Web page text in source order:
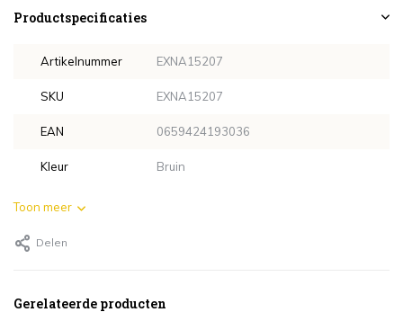
Productspecificaties
Artikelnummer EXNA15207
SKU EXNA15207
EAN 0659424193036
Kleur Bruin
Toon meer
Delen
Gerelateerde producten